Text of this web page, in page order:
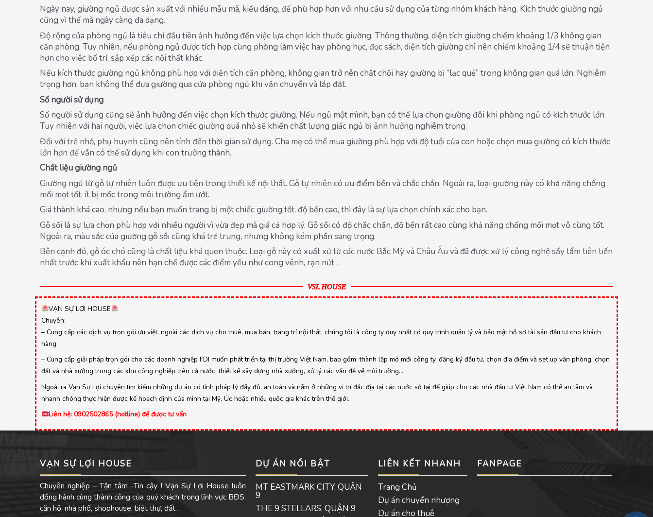
Ngày nay, giường ngủ được sản xuất với nhiều mẫu mã, kiểu dáng, để phù hợp hơn với nhu cầu sử dụng của từng nhóm khách hàng. Kích thước giường ngủ
cũng vì thế mà ngày càng đa dạng.
Độ rộng của phòng ngủ là tiêu chí đầu tiên ảnh hưởng đến việc lựa chọn kích thước giường. Thông thường, diện tích giường chiếm khoảng 1/3 không gian
căn phòng. Tuy nhiên, nếu phòng ngủ được tích hợp cùng phòng làm việc hay phòng học, đọc sách, diện tích giường chỉ nên chiếm khoảng 1/4 sẽ thuận tiện
hơn cho việc bố trí, sắp xếp các nội thất khác.
Nếu kích thước giường ngủ không phù hợp với diện tích căn phòng, không gian trở nên chật chội hay giường bị “lạc quẻ” trong không gian quá lớn. Nghiêm
trọng hơn, bạn không thể đưa giường qua cửa phòng ngủ khi vận chuyển và lắp đặt.
Số người sử dụng
Số người sử dụng cũng sẽ ảnh hưởng đến việc chọn kích thước giường. Nếu ngủ một mình, bạn có thể lựa chọn giường đôi khi phòng ngủ có kích thước lớn.
Tuy nhiên với hai người, việc lựa chọn chiếc giường quá nhỏ sẽ khiến chất lượng giấc ngủ bị ảnh hưởng nghiêm trọng.
Đối với trẻ nhỏ, phụ huynh cũng nên tính đến thời gian sử dụng. Cha mẹ có thể mua giường phù hợp với độ tuổi của con hoặc chọn mua giường có kích thước
lớn hơn để vẫn có thể sử dụng khi con trưởng thành.
Chất liệu giường ngủ
Giường ngủ từ gỗ tự nhiên luôn được ưu tiên trong thiết kế nội thất. Gỗ tự nhiên có ưu điểm bền và chắc chắn. Ngoài ra, loại giường này có khả năng chống
mối mọt tốt, ít bị mốc trong môi trường ẩm ướt.
Giá thành khá cao, nhưng nếu bạn muốn trang bị một chiếc giường tốt, độ bền cao, thì đây là sự lựa chọn chính xác cho bạn.
Gỗ sồi là sự lựa chọn phù hợp với nhiều người vì vừa đẹp mà giá cả hợp lý. Gỗ sồi có độ chắc chắn, độ bền rất cao cùng khả năng chống mối mọt vô cùng tốt.
Ngoài ra, màu sắc của giường gỗ sồi cũng khá trẻ trung, nhưng không kém phần sang trọng.
Bên cạnh đó, gỗ óc chó cũng là chất liệu khá quen thuộc. Loại gỗ này có xuất xứ từ các nước Bắc Mỹ và Châu Âu và đã được xử lý công nghệ sấy tẩm tiên tiến
nhất trước khi xuất khẩu nên hạn chế được các điểm yếu như cong vênh, rạn nứt…
VSL HOUSE
VẠN SỰ LỢI HOUSE
Chuyên:
– Cung cấp các dịch vụ trọn gói ưu việt, ngoài các dịch vụ cho thuê, mua bán, trang trí nội thất, chúng tôi là công ty duy nhất có quy trình quản lý và bảo mật hồ sơ tài sản đầu tư cho khách
hàng.
– Cung cấp giải pháp trọn gói cho các doanh nghiệp FDI muốn phát triển tại thị trường Việt Nam, bao gồm: thành lập mở mới công ty, đăng ký đầu tư, chọn địa điểm và set up văn phòng, chọn
đất và nhà xưởng trong các khu công nghiệp trên cả nước, thiết kế xây dựng nhà xưởng, xử lý các vấn đề về môi trường…
Ngoài ra Vạn Sự Lợi chuyên tìm kiếm những dự án có tính pháp lý đầy đủ, an toàn và nằm ở những vị trí đắc địa tại các nước sở tại để giúp cho các nhà đầu tư Việt Nam có thể an tâm và
nhanh chóng thực hiện được kế hoạch định của mình tại Mỹ, Úc hoặc nhiều quốc gia khác trên thế giới.
Liên hệ: 0902502865 (hotline) để được tư vấn
VẠN SỰ LỢI HOUSE
Chuyên nghiệp – Tận tâm -Tin cậy ! Vạn Sự Lợi House luôn
đồng hành cùng thành công của quý khách trong lĩnh vực BĐS:
căn hộ, nhà phố, shophouse, biệt thự, đất…
DỰ ÁN NỔI BẬT
MT EASTMARK CITY, QUẬN
9
THE 9 STELLARS, QUẬN 9
LIÊN KẾT NHANH
Trang Chủ
Dự án chuyển nhượng
Dự án cho thuê
FANPAGE